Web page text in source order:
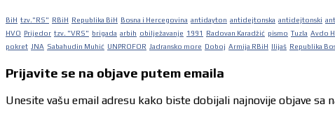
BiH tzv."RS" RBiH Republika BiH Bosna i Hercegovina antidayton antidejtonska antidejtonski
HVO Prijedor tzv. "VRS" brigada arbih obilježavanje 1991 Radovan Karadžić pismo Tuzla Avdo
pokret JNA Sabahudin Muhić UNPROFOR Jadransko more Doboj Armija RBiH Ilijaš Republika
Prijavite se na objave putem emaila
Unesite vašu email adresu kako biste dobijali najnovije objave sa